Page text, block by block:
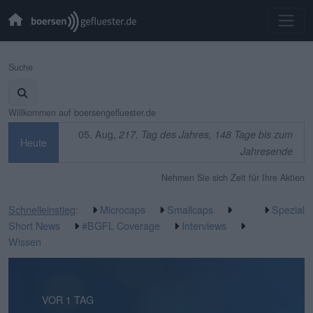
Suche
Willkommen auf boersengefluester.de
Heute
05. Aug, 217. Tag des Jahres, 148 Tage bis zum
Jahresende
Nehmen Sie sich Zeit für Ihre Aktien
Schnelleinstieg: Microcaps
Smallcaps
Short News
#BGFL Coverage
Interviews
Wissen
Spezial
VOR 14 STUNDEN
VOR 1 TAG
VOR 2 TAGEN
VOR 2 TAGEN
VOR 1 WOCHE
VOR 1 WOCHE
VOR 1 WOCHE
VOR 1 WOCHE
VOR 2 WOCHEN
VOR 2 WOCHEN
VOR 2 WOCHEN
VOR 2 WOCHEN
VOR 2 WOCHEN
VOR 2 WOCHEN
VOR 3 WOCHEN